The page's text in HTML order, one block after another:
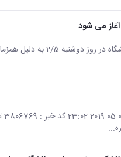
به اطلاع دانشگاهیان گرامی می رساند؛ کلیه